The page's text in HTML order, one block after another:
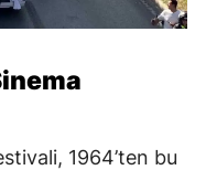
1964’ten bu